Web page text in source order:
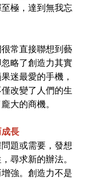
極，達到無我忘
常直接聯想到藝
略了創造力其實
迷最愛的手機，
改變了人們的生
大的商機。
長
題或需要，發想
尋求新的辦法。
強。創造力不是